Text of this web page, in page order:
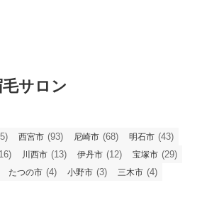
サロン
西宮市 (93) 尼崎市 (68) 明石市 (43)
川西市 (13) 伊丹市 (12) 宝塚市 (29)
たつの市 (4) 小野市 (3) 三木市 (4)